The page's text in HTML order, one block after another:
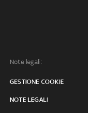
Note legali:
GESTIONE COOKIE
NOTE LEGALI